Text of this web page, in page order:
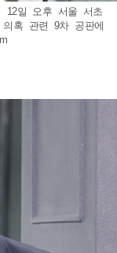
12일 오후 서울 서초
혹 관련 9차 공판에